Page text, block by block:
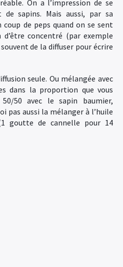
On a l’impression de se
sapins. Mais aussi, par sa
de peps quand on se sent
concentré (par exemple
de la diffuser pour écrire
seule. Ou mélangée avec
dans la proportion que vous
50 avec le sapin baumier,
pas aussi la mélanger à l’huile
goutte de cannelle pour 14